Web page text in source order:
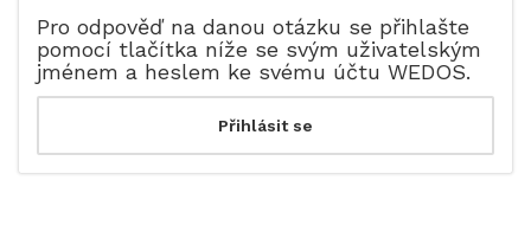
Pro odpověď na danou otázku se přihlašte
pomocí tlačítka níže se svým uživatelským
jménem a heslem ke svému účtu WEDOS.